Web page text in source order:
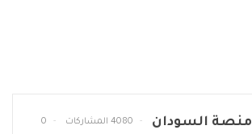
منصة السودان 4080 المشاركات 0